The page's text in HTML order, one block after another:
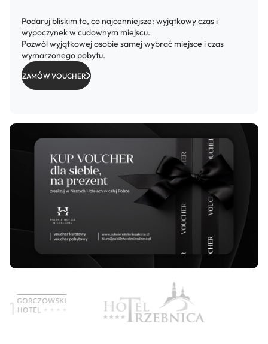
Podaruj bliskim to, co najcenniejsze: wyjątkowy czas i
wypoczynek w cudownym miejscu.
Pozwól wyjątkowej osobie samej wybrać miejsce i czas
wymarzonego pobytu.
ZAMÓW VOUCHER